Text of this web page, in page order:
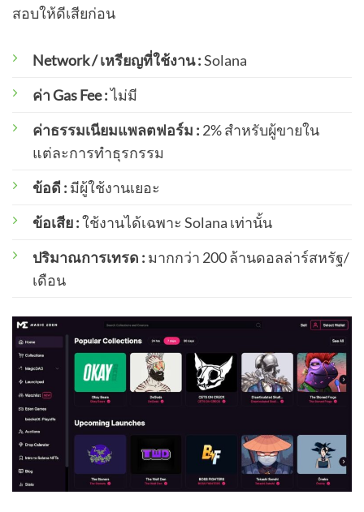
สอบให้ดีเสียก่อน
Network / เหรียญที่ใช้งาน :Solana
ค่า Gas Fee :ไม่มี
ค่าธรรมเนียมแพลตฟอร์ม : 2% สำหรับผู้ขายใน
แต่ละการทำธุรกรรม
ข้อดี : มีผู้ใช้งานเยอะ
ข้อเสีย :ใช้งานได้เฉพาะ Solana เท่านั้น
ปริมาณการเทรด : มากกว่า 200 ล้านดอลล่าร์สหรัฐ/
เดือน